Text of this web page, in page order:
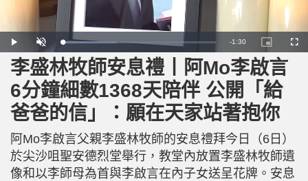
P
l
a
y
U
n
m
u
t
e
L
o
a
d
e
d
:
3
5
5
R
e
m
a
n
-1:30
P
i
c
t
u
r
e
-
i
n
-
P
c
t
r
e
F
u
李盛林牧師安息禮丨阿Mo李啟言
6分鐘細數1368天陪伴 公開「給
爸爸的信」：願在天家站著抱你
阿Mo李啟言父親李盛林牧師的安息禮拜今日（6日）
於尖沙咀聖安德烈堂舉行，教堂內放置李盛林牧師遺
像和以李師母為首與李啟言在內子女送呈花牌。安息